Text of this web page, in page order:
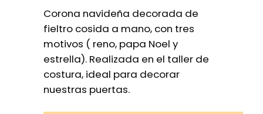
Corona navideña decorada de
fieltro cosida a mano, con tres
motivos ( reno, papa Noel y
estrella). Realizada en el taller de
costura, ideal para decorar
nuestras puertas.